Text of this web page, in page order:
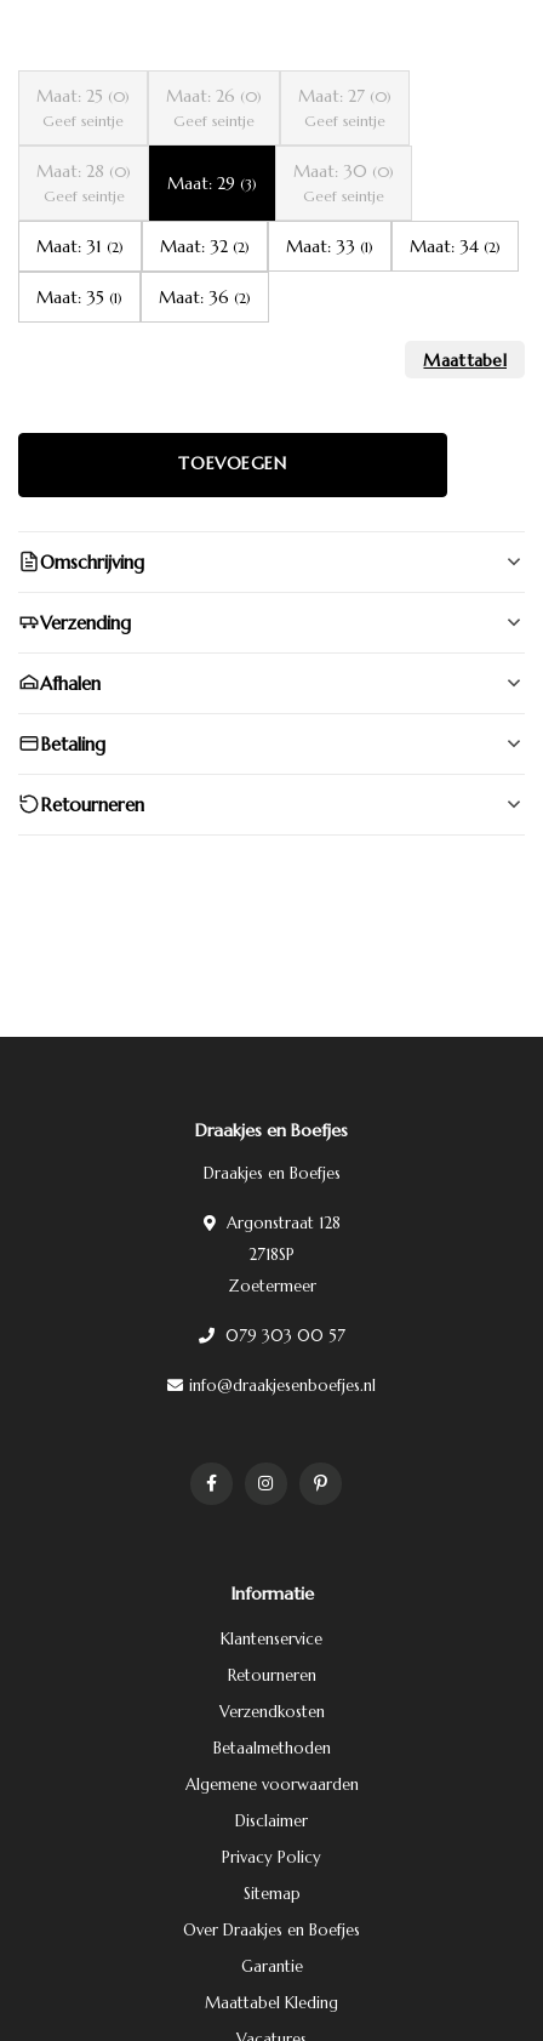
Maat: 25 (0)
Geef seintje
Maat: 26 (0)
Geef seintje
Maat: 27 (0)
Geef seintje
Maat: 28 (0)
Geef seintje
Maat: 29 (3)
Maat: 30 (0)
Geef seintje
Maat: 31 (2) Maat: 32 (2) Maat: 33 (1) Maat: 34 (2)
Maat: 35 (1) Maat: 36 (2)
Omschrijving
Verzending
Afhalen
Betaling
Retourneren
Draakjes en Boefjes
Draakjes en Boefjes
Argonstraat 128
2718SP
Zoetermeer
079 303 00 57
info@draakjesenboefjes.nl
Informatie
Klantenservice
Retourneren
Verzendkosten
Betaalmethoden
Algemene voorwaarden
Disclaimer
Privacy Policy
Sitemap
Over Draakjes en Boefjes
Garantie
Maattabel Kleding